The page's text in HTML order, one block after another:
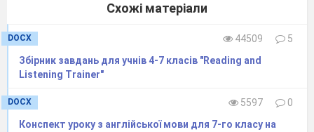
Схожі матеріали
DOCX 44509
5
Збірник завдань для учнів 4-7 класів "Reading and
Listening Trainer"
DOCX 5597
0
Конспект уроку з англійської мови для 7-го класу на